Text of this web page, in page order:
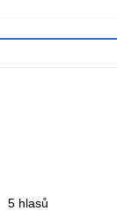
5 hlasů